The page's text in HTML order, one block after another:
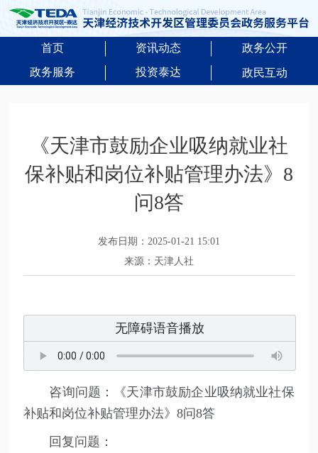
首页 资讯动态
政务公开
政务服务
投资泰达 政民互动
《天津市鼓励企业吸纳就业社
保补贴和岗位补贴管理办法》8
问8答
发布日期：2025-01-21 15:01
来源：天津人社
无障碍语音播放
咨询问题：《天津市鼓励企业吸纳就业社保
补贴和岗位补贴管理办法》8问8答
回复问题：